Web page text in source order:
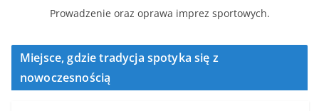
Prowadzenie oraz oprawa imprez sportowych.
Miejsce, gdzie tradycja spotyka się z
nowoczesnością